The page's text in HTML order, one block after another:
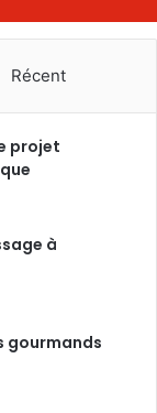
Récent
projet
à
gourmands